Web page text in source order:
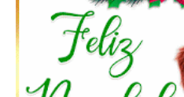
Feliz Navidad y próspero